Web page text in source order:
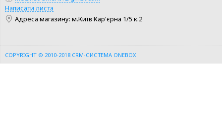
Написати листа
Адреса магазину: м.Київ Кар'єрна 1/5 к.2
COPYRIGHT © 2010-2018 CRM-СИСТЕМА ONEBOX